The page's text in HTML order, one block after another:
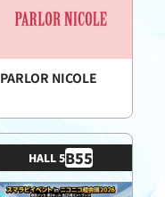
PARLOR NICOLE
HALL 5B55